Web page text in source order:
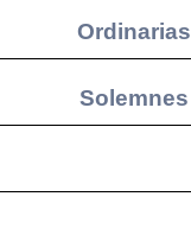
Ordinarias
Solemnes